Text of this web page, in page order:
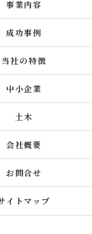
事業内容
成功事例
当社の特徴
中小企業
土木
会社概要
お問合せ
イトマップ